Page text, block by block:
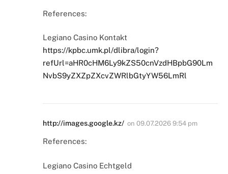
References:
Legiano Casino Kontakt
https://kpbc.umk.pl/dlibra/login?
refUrl=aHR0cHM6Ly9kZS50cnVzdHBpbG90Lm
NvbS9yZXZpZXcvZWRlbGtyYW56LmRl
http://images.google.kz/ on 09.07.2026 9:54 pm
References:
Legiano Casino Echtgeld